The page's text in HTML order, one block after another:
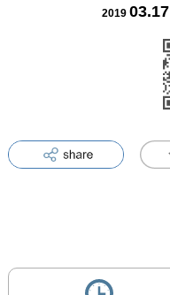
2019 03.17